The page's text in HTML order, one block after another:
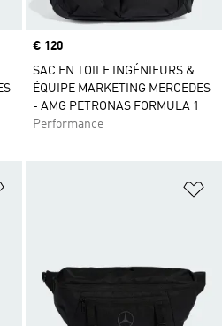
Prix
€ 120
SAC EN TOILE INGÉNIEURS &
ÉQUIPE MARKETING MERCEDES
- AMG PETRONAS FORMULA 1
Performance
Ajouter à la Liste de produits